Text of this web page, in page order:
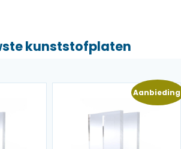
kunststofplaten